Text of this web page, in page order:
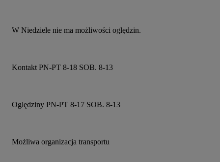
W Niedziele nie ma możliwości oględzin.
Kontakt PN-PT 8-18 SOB. 8-13
Oględziny PN-PT 8-17 SOB. 8-13
Możliwa organizacja transportu